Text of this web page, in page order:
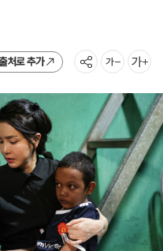
처로 추가